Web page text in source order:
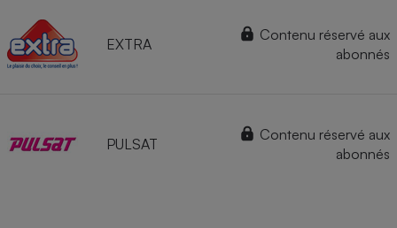
EXTRA
Contenu réservé aux
abonnés
PULSAT
Contenu réservé aux
abonnés